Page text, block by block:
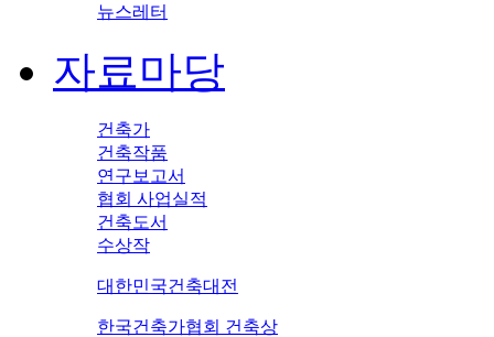
뉴스레터
자료마당
건축가
건축작품
연구보고서
협회 사업실적
건축도서
수상작
대한민국건축대전
한국건축가협회 건축상